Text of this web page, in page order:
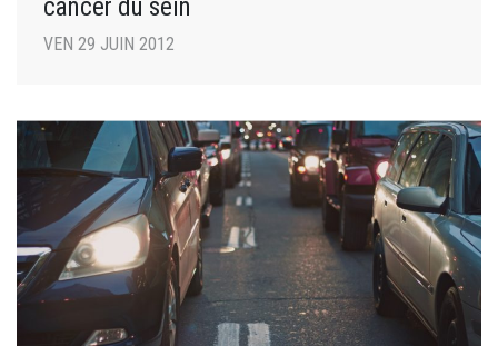
cancer du sein
VEN 29 JUIN 2012